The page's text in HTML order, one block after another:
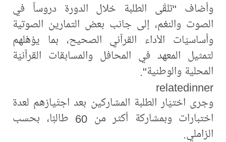
وأضاف "تلقّى الطلبة خلال الدورة دروساً في
الصوت والنغم، إلى جانب بعض التمارين الصوتية
وأساسيّات الأداء القرآني الصحيح، بما يؤهّلهم
لتمثيل المعهد في المحافل والمسابقات القرآنيّة
المحلية والوطنية".
relatedinner
وجرى اختيّار الطلبة المشاركين بعد اجتّيازهم لعدة
اختبارات وبمشاركة أكثر من 60 طالبًا، بحسب
الزاملي.